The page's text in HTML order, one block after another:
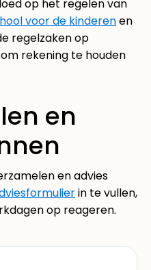
op het regelen van
voor de kinderenen
regelzaken op
rekening te houden
en
en advies
in te vullen,
op reageren.